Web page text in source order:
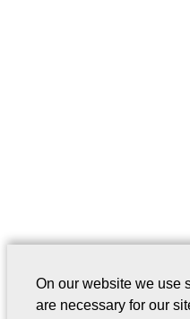
On our website we use
are necessary for our